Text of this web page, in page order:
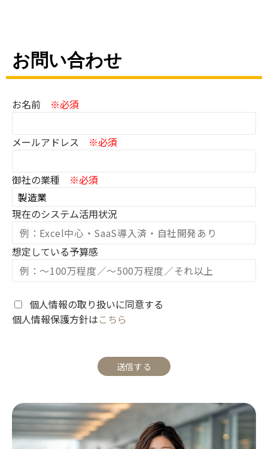
お問い合わせ
お名前 ※必須
メールアドレス ※必須
御社の業種 ※必須
現在のシステム活用状況
想定している予算感
個人情報の取り扱いに同意する
個人情報保護方針はこちら